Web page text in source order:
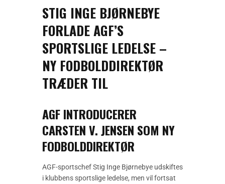
STIG INGE BJØRNEBYE
FORLADE AGF’S
SPORTSLIGE LEDELSE –
NY FODBOLDDIREKTØR
TRÆDER TIL
AGF INTRODUCERER
CARSTEN V. JENSEN SOM NY
FODBOLDDIREKTØR
AGF-sportschef Stig Inge Bjørnebye udskiftes
i klubbens sportslige ledelse, men vil fortsat